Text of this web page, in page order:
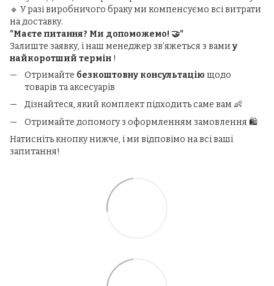
🔹 У разі виробничого браку ми компенсуємо всі витрати
на доставку.
"Маєте питання? Ми допоможемо! 🤝"
Залиште заявку, і наш менеджер зв’яжеться з вами у
найкоротший термін !
Отримайте безкоштовну консультацію щодо
товарів та аксесуарів
Дізнайтеся, який комплект підходить саме вам 👶
Отримайте допомогу з оформленням замовлення 🛍️
Натисніть кнопку нижче, і ми відповімо на всі ваші
запитання!